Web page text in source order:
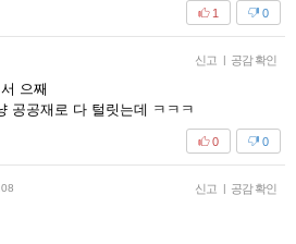
0
1
신고 | 공감 확인
으째
공공재로 다 털릿는데 ㅋㅋㅋ
0
0
신고 | 공감 확인